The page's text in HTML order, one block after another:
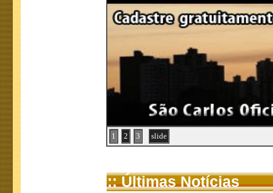
1 2 3 slide
:: Últimas Notícias